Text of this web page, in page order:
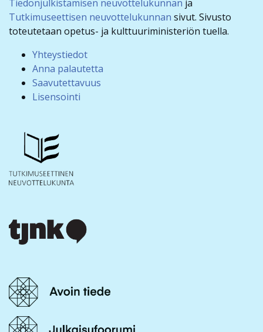
Tiedonjulkistamisen neuvottelukunnan ja
Tutkimuseettisen neuvottelukunnan sivut. Sivusto
toteutetaan opetus- ja kulttuuriministeriön tuella.
Yhteystiedot
Anna palautetta
Saavutettavuus
Lisensointi